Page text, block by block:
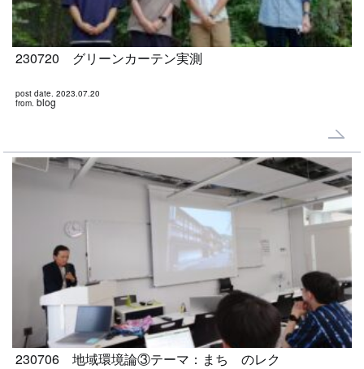
230720 グリーンカーテン実測
post date. 2023.07.20
from. blog
230706 地域環境論③テーマ：まち のレク